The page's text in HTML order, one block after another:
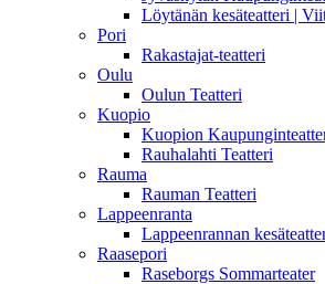
Löytänän kesäteatteri |
Pori
Rakastajat-teatteri
Oulu
Oulun Teatteri
Kuopio
Kuopion
Rauhalahti Teatteri
Rauma
Rauman Teatteri
Lappeenranta
Lappeenrannan
Raasepori
Raseborgs Sommarteater